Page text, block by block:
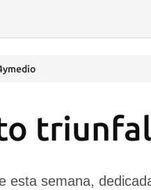
esta semana,